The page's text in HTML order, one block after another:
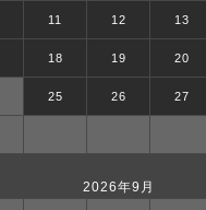
11 12 13
18 19 20
25 26 27
2026年9月